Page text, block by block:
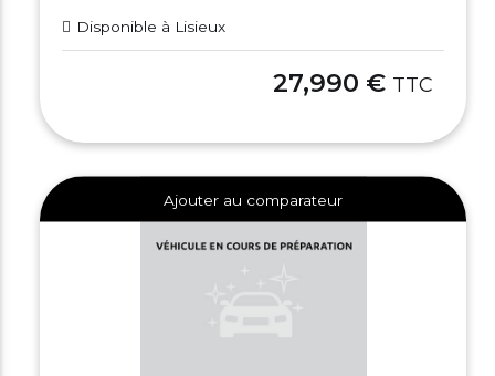
Disponible à Lisieux
27,990 € TTC
Ajouter au comparateur